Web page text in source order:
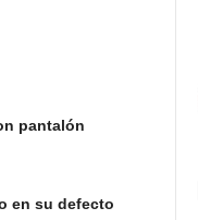
pantalón
en su defecto